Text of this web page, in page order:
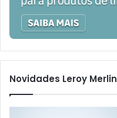
Novidades Leroy Merlin